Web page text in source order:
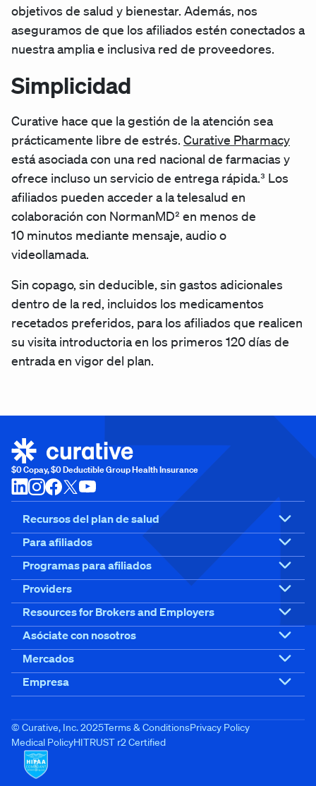
objetivos de salud y bienestar. Además, nos
aseguramos de que los afiliados estén conectados a
nuestra amplia e inclusiva red de proveedores.
Simplicidad
Curative hace que la gestión de la atención sea
prácticamente libre de estrés. Curative Pharmacy
está asociada con una red nacional de farmacias y
ofrece incluso un servicio de entrega rápida.³ Los
afiliados pueden acceder a latelesalud en
colaboración con NormanMD² en menos de
10 minutos mediante mensaje, audio o
videollamada.
Sin copago, sin deducible, sin gastos adicionales
dentro de la red, incluidos los medicamentos
recetados preferidos, para los afiliados que realicen
su visita introductoria en los primeros 120 días de
entrada en vigor del plan.
$0 Copay, $0 Deductible Group Health Insurance
Recursos del plan de salud
Para afiliados
Programas para afiliados
Providers
Resources for Brokers and Employers
Asóciate con nosotros
Mercados
Empresa
© Curative, Inc. 2025Terms & ConditionsPrivacy Policy
Medical PolicyHITRUST r2 Certified